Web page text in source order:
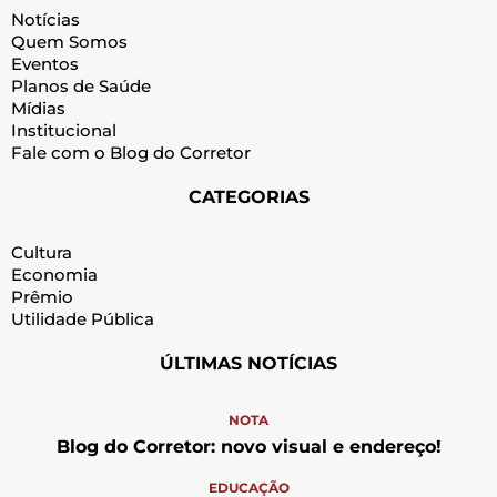
Notícias
Quem Somos
Eventos
Planos de Saúde
Mídias
Institucional
Fale com o Blog do Corretor
CATEGORIAS
Cultura
Economia
Prêmio
Utilidade Pública
ÚLTIMAS NOTÍCIAS
NOTA
Blog do Corretor: novo visual e endereço!
EDUCAÇÃO